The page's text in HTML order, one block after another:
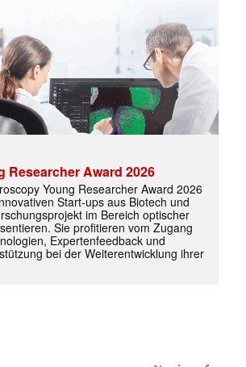
Researcher Award 2026
Young Researcher Award 2026
Start-ups aus Biotech und
im Bereich optischer
Sie profitieren vom Zugang
Expertenfeedback und
bei der Weiterentwicklung ihrer